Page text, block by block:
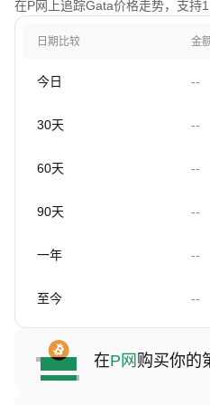
在P网上追踪Gata价格走势，支持
日期比较 金
今日 --
30天 --
60天 --
90天 --
一年 --
至今 --
在P网 购买你的